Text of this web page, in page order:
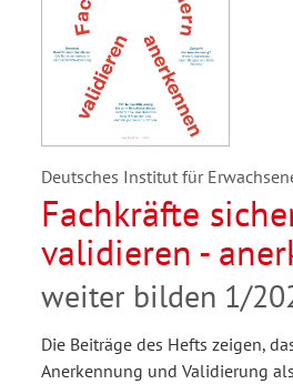
Deutsches Institut für
Fachkräfte
validieren -
weiter bilden 1/
Die Beiträge des Hefts zeigen,
Anerkennung und Validierung